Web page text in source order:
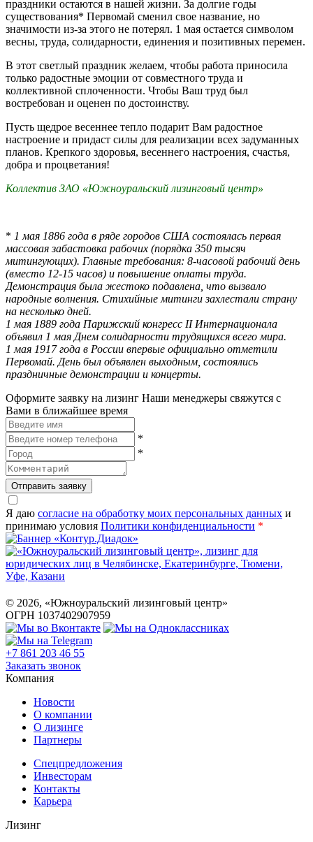
праздники остаются в нашей жизни. За долгие годы
существования* Первомай сменил свое название, но
значимости из-за этого не потерял. 1 мая остается символом
весны, труда, солидарности, единения и позитивных перемен.
В этот светлый праздник желаем, чтобы работа приносила
только радостные эмоции от совместного труда и
коллективной сплоченности. Чтобы Ваш труд был
востребован и оценен по достоинству.
Пусть щедрое весеннее тепло подарит Вам радостное
настроение и придаст силы для реализации всех задуманных
планов. Крепкого здоровья, весеннего настроения, счастья,
добра и процветания!
Коллектив ЗАО «Южноуральский лизинговый центр»
* 1 мая 1886 года в ряде городов США состоялась первая
массовая забастовка рабочих (порядка 350 тысяч
митингующих). Главные требования: 8-часовой рабочий день
(вместо 12-15 часов) и повышение оплаты труда.
Демонстрация была жестоко подавлена, что вызвало
народные волнения. Стихийные митинги захлестали страну
на несколько дней.
1 мая 1889 года Парижский конгресс II Интернационала
объявил 1 мая Днем солидарности трудящихся всего мира.
1 мая 1917 года в России впервые официально отметили
Первомай. День был объявлен выходным, состоялись
праздничные демонстрации и концерты.
Оформите заявку на лизинг Наши менеджеры свяжутся с
Вами в ближайшее время
*
*
Отправить заявку
Я даю согласие на обработку моих персональных данных и
принимаю условия Политики конфиденциальности *
© 2026, «Южноуральский лизинговый центр»
ОГРН 1037402907959
+7 861 203 46 55
Заказать звонок
Компания
Новости
О компании
О лизинге
Партнеры
Спецпредложения
Инвесторам
Контакты
Карьера
Лизинг